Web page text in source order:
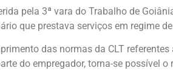
pela 3ª vara do Trabalho de
que prestava serviços em regime
das normas da CLT
do empregador, torna-se possível